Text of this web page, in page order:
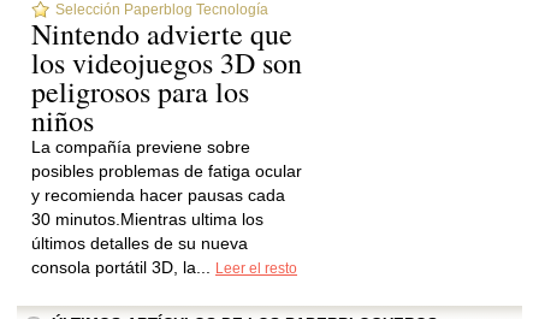
Selección Paperblog Tecnología
Nintendo advierte que
los videojuegos 3D son
peligrosos para los
niños
La compañía previene sobre
posibles problemas de fatiga ocular
y recomienda hacer pausas cada
30 minutos.Mientras ultima los
últimos detalles de su nueva
consola portátil 3D, la...
Leer el resto